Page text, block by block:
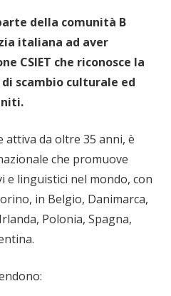
della comunità B
italiana ad aver
CSIET che riconosce la
scambio culturale ed
attiva da oltre 35 anni, è
che promuove
e linguistici nel mondo, con
in Belgio, Danimarca,
Polonia, Spagna,